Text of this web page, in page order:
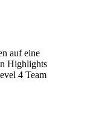
auf eine
Highlights
4 Team